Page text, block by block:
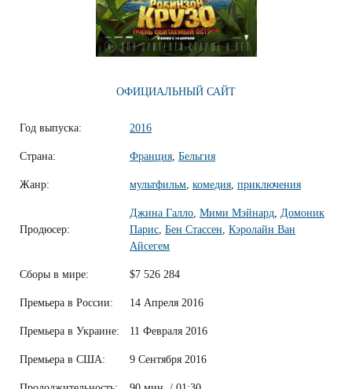
ОФИЦИАЛЬНЫЙ САЙТ
Год выпуска: 2016
Страна: Франция Бельгия
Жанр: мультфильм комедия приключения
Продюсер:
Джина Галло Мими Мэйнард Домоник
Парис Бен Стассен Кэролайн Ван
Айсегем
Сборы в мире: $7 526 284
Премьера в России: 14 Апреля 2016
Премьера в Украине: 11 Февраля 2016
Премьера в США: 9 Сентября 2016